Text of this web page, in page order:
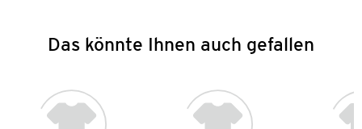
Das könnte Ihnen auch gefallen